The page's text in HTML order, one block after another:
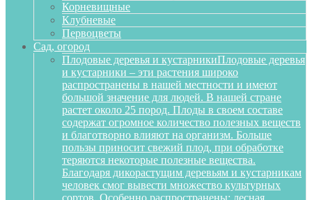
Корневищные
Клубневые
Первоцветы
Сад, огород
Плодовые деревья и кустарникиПлодовые деревья
и кустарники – эти растения широко
распространены в нашей местности и имеют
большой значение для людей. В нашей стране
растет около 25 пород. Плоды в своем составе
содержат огромное количество полезных веществ
и благотворно влияют на организм. Больше
пользы приносит свежий плод, при обработке
теряются некоторые полезные вещества.
Благодаря дикорастущим деревьям и кустарникам
человек смог вывести множество культурных
сортов. Особенно распространены: лесная